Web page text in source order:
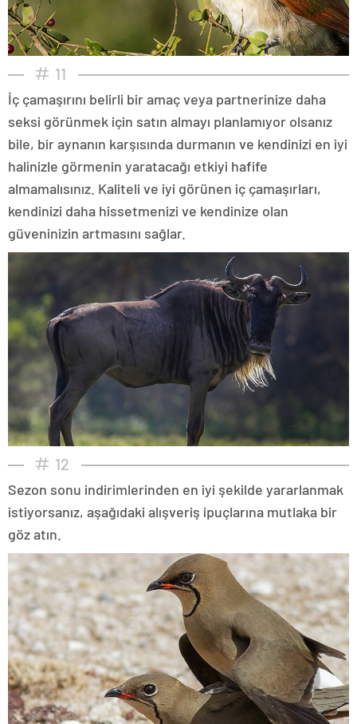
11
İç çamaşırını belirli bir amaç veya partnerinize daha
seksi görünmek için satın almayı planlamıyor olsanız
bile, bir aynanın karşısında durmanın ve kendinizi en iyi
halinizle görmenin yaratacağı etkiyi hafife
almamalısınız. Kaliteli ve iyi görünen iç çamaşırları,
kendinizi daha hissetmenizi ve kendinize olan
güveninizin artmasını sağlar.
12
Sezon sonu indirimlerinden en iyi şekilde yararlanmak
istiyorsanız, aşağıdaki alışveriş ipuçlarına mutlaka bir
göz atın.